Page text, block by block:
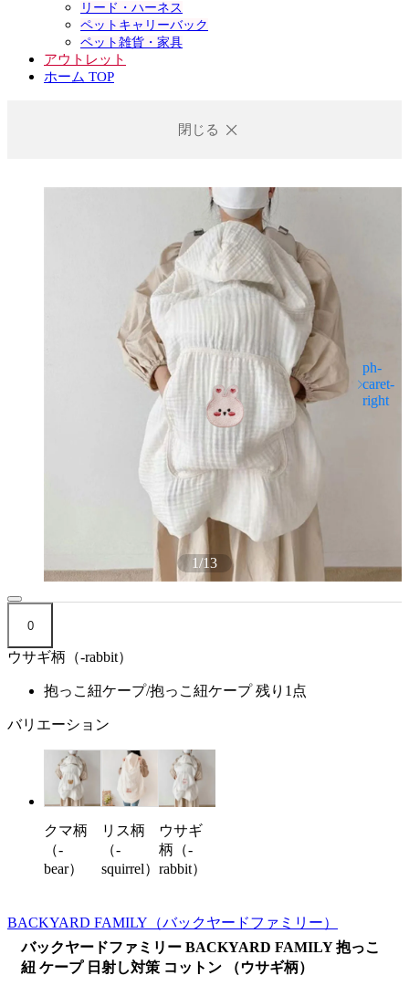
リード・ハーネス
ペットキャリーバック
ペット雑貨・家具
アウトレット
ホーム TOP
閉じる
1/13
0
ウサギ柄（-rabbit）
抱っこ紐ケープ/抱っこ紐ケープ 残り1点
バリエーション
クマ柄
（-
bear）
リス柄
（-
squirrel）
ウサギ
柄（-
rabbit）
BACKYARD FAMILY （バックヤードファミリー）
バックヤードファミリー BACKYARD FAMILY 抱っこ
紐 ケープ 日射し対策 コットン （ウサギ柄）